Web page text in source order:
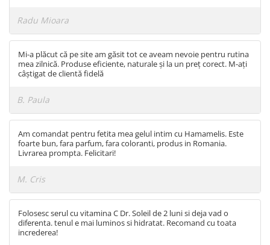
Radu Mioara
Mi-a plăcut că pe site am găsit tot ce aveam nevoie pentru rutina
mea zilnică. Produse eficiente, naturale și la un preț corect. M-ați
câștigat de clientă fidelă
B. Paula
Am comandat pentru fetita mea gelul intim cu Hamamelis. Este
foarte bun, fara parfum, fara coloranti, produs in Romania.
Livrarea prompta. Felicitari!
M. Cris
Folosesc serul cu vitamina C Dr. Soleil de 2 luni si deja vad o
diferenta. tenul e mai luminos si hidratat. Recomand cu toata
increderea!